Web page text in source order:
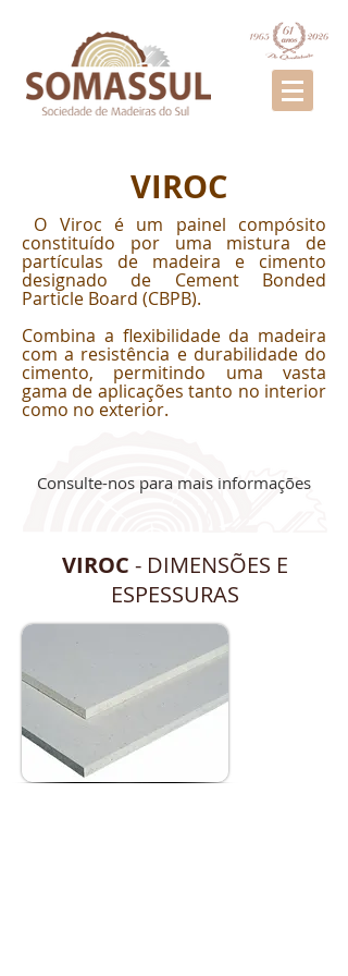
VIROC
O Viroc é um painel compósito
constituído por uma mistura de
partículas de madeira e cimento
designado de Cement Bonded
Particle Board (CBPB).
Combina a flexibilidade da madeira
com a resistência e durabilidade do
cimento, permitindo uma vasta
gama de aplicações tanto no interior
como no exterior.
Consulte-nos para mais informações
VIROC - DIMENSÕES E
ESPESSURAS